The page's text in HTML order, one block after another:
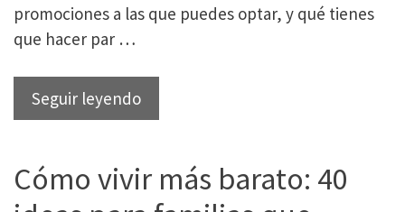
promociones a las que puedes optar, y qué tienes
que hacer par …
Seguir leyendoTiendas
y
que
Cómo vivir más barato: 40